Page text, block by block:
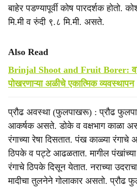
बाहेर पडण्यापूर्वी कोष पारदर्शक होतो.
मि.मी व रुंदी ९.८ मि.मी. असते.
Also Read
Brinjal Shoot and Fruit Borer:
पोखरणाऱ्या अळीचे एकात्मिक व्यवस्थापन
प्रौढ अवस्था (फुलपाखरू) : प्रौढ
आकर्षक असते. डोके व वक्षभाग काळा
रंगाच्या रेषा दिसतात. पंख काळ्या रंगाचे
ठिपके व पट्टे आढळतात. मागील
रंगाचे ठिपके दिसून येतात. नराच्या
मादीचा तुलनेने गोलाकार असतो. प्रौढ